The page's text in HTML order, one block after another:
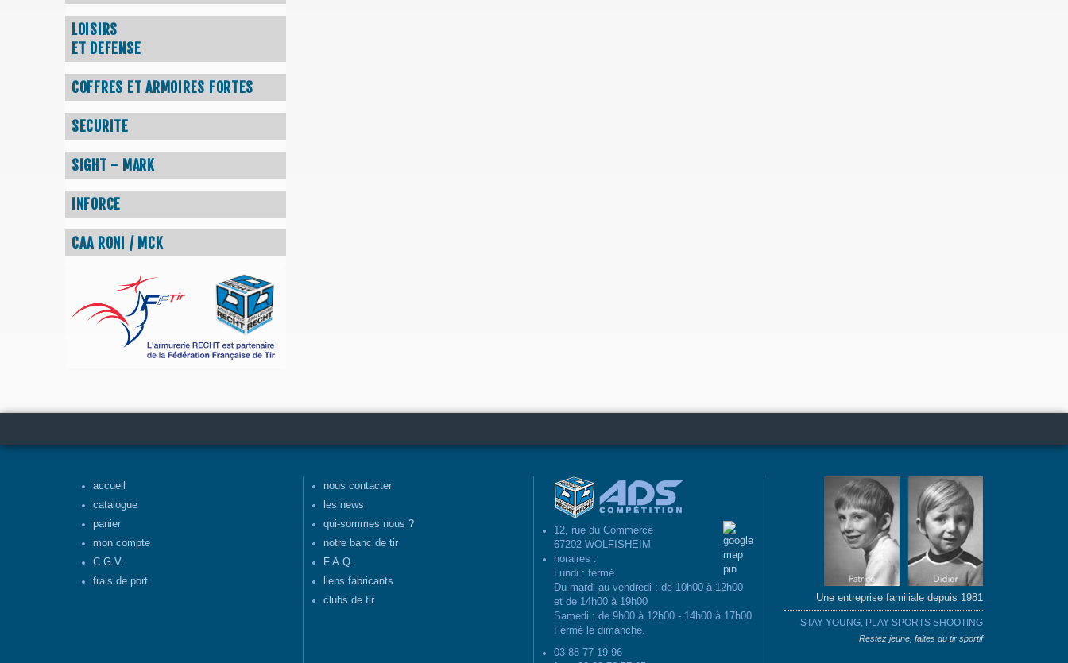
LOISIRS
ET DEFENSE
COFFRES ET ARMOIRES FORTES
SECURITE
SIGHT - MARK
INFORCE
CAA RONI / MCK
accueil
catalogue
panier
mon compte
C.G.V.
frais de port
nous contacter
les news
qui-sommes nous ?
notre banc de tir
F.A.Q.
liens fabricants
clubs de tir
12, rue du Commerce
67202 WOLFISHEIM
horaires :
Lundi : fermé
Du mardi au vendredi : de 10h00 à 12h00
et de 14h00 à 19h00
Samedi : de 9h00 à 12h00 - 14h00 à 17h00
Fermé le dimanche.
03 88 77 19 96
Une entreprise familiale depuis 1981
STAY YOUNG, PLAY SPORTS SHOOTING
Restez jeune, faites du tir sportif